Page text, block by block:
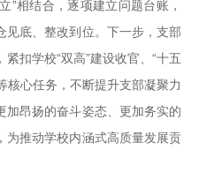
”相结合，逐项建立问题台账，
见底、整改到位。下一步，支部
扣学校“双高”建设收官、“十五
核心任务，不断提升支部凝聚力
加昂扬的奋斗姿态、更加务实的
为推动学校内涵式高质量发展贡